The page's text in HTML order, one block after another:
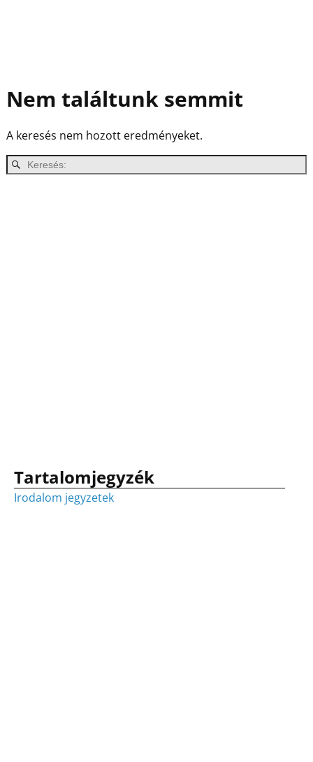
Nem találtunk semmit
A keresés nem hozott eredményeket.
Tartalomjegyzék
Irodalom jegyzetek